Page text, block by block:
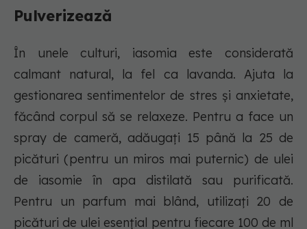
Pulverizează
În unele culturi, iasomia este considerată
calmant natural, la fel ca lavanda. Ajuta la
gestionarea sentimentelor de stres și anxietate,
făcând corpul să se relaxeze. Pentru a face un
spray de cameră, adăugați 15 până la 25 de
picături (pentru un miros mai puternic) de ulei
de iasomie în apa distilată sau purificată.
Pentru un parfum mai blând, utilizați 20 de
picături de ulei esențial pentru fiecare 100 de ml